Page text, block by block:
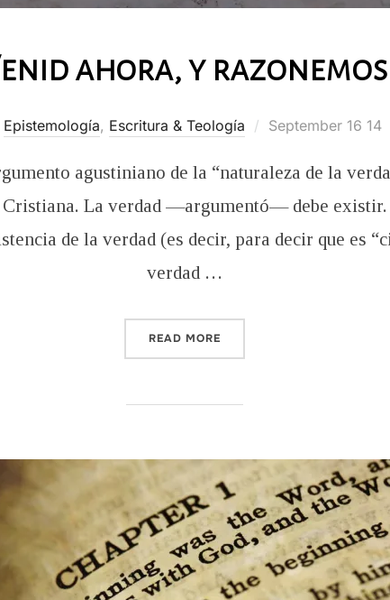
ahora, y razonemos
Epistemología, Escritura & Teología
Posted
September 16 14
agustiniano de la “naturaleza de la
La verdad —argumentó— debe existir.
de la verdad (es decir, para decir que es
verdad …
READ MORE